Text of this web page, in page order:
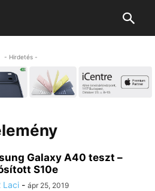
- Hirdetés -
Galaxy A40 teszt –
S10e
Laci - ápr 25, 2019